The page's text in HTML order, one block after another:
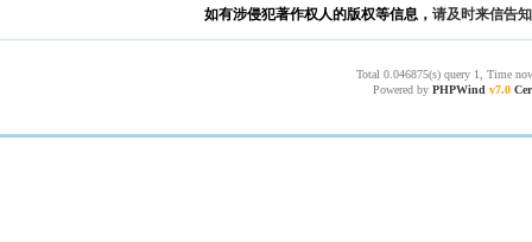
如有涉侵犯著作权人的版权等信息， 请及时来信告知
Total 0.046875(s) query 1, Time
Powered by PHPWind v7.0